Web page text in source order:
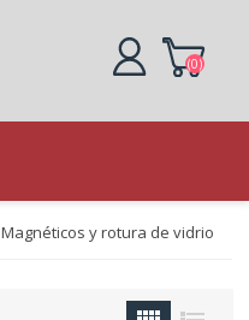
(0)
Magnéticos y rotura de vidrio